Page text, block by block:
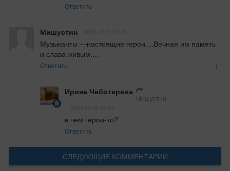
Ответить
Мишустин
Музыканты —настоящие герои....Вечная им память
и слава живым....
Ответить -1
Ирина Чеботарева
Мишустин
в чем герои-то?
Ответить
СЛЕДУЮЩИЕ КОММЕНТАРИИ